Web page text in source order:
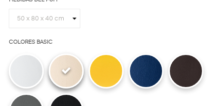
COLORES BASIC